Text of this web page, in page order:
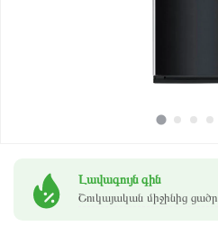
Լավագույն գին
Շուկայական միջինից ցածր